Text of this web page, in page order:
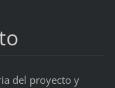
del proyecto y